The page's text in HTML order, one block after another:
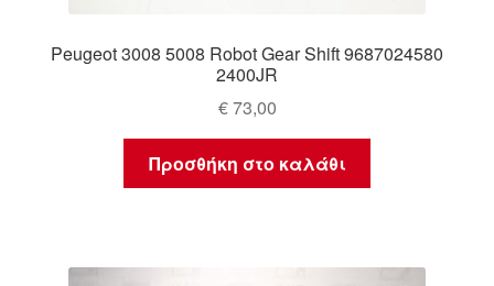
Peugeot 3008 5008 Robot Gear Shift 9687024580
2400JR
€73,00
Προσθήκη στο καλάθι